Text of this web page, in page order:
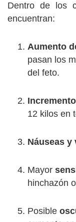
Dentro de los
encuentran:
Aumento
pasan los
del feto.
12 kilos en
Náuseas y
Mayor
hinchazón
Posible